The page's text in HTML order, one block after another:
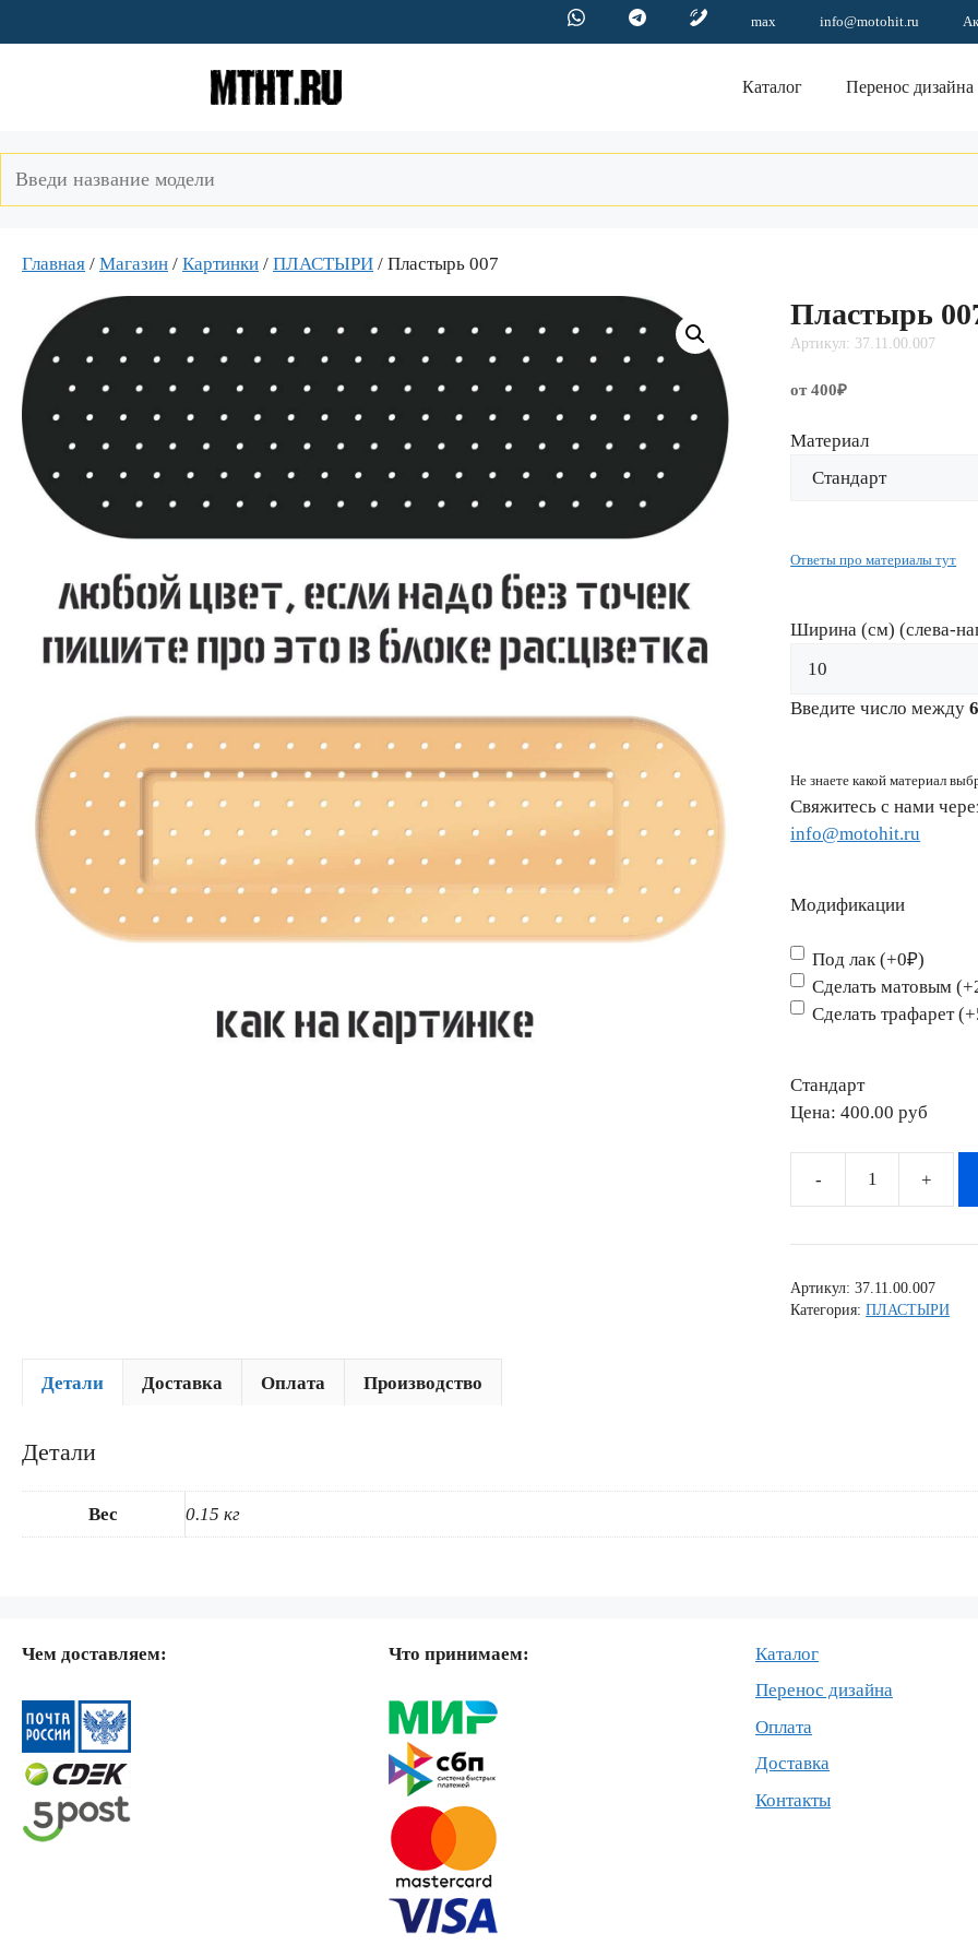
к
max info@motohit.ru
Каталог Перенос дизайна
Главная / Магазин / Картинки / ПЛАСТЫРИ / Пластырь 007
Пластырь
Артикул: 37.11.00.007
от 400₽
Материал
Ответы про материалы тут
Ширина (см) (слева-
Введите число между6
Не знаете какой материал
Свяжитесь с нами
info@motohit.ru
Модификации
Под лак (+0₽)
Сделать матовым
Сделать трафарет
Стандарт
Цена: 400.00 pyб
Количество
Пластырь
Артикул:37.11.00.007
Категория:ПЛАСТЫРИ
Детали Доставка Оплата Производство
Детали
Вес 0.15 кг
Чем доставляем: Что принимаем:
Каталог
Перенос дизайна
Оплата
Доставка
Контакты